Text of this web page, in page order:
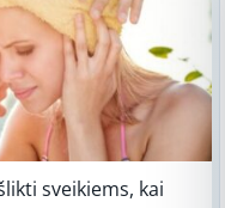
sveikiems, kai